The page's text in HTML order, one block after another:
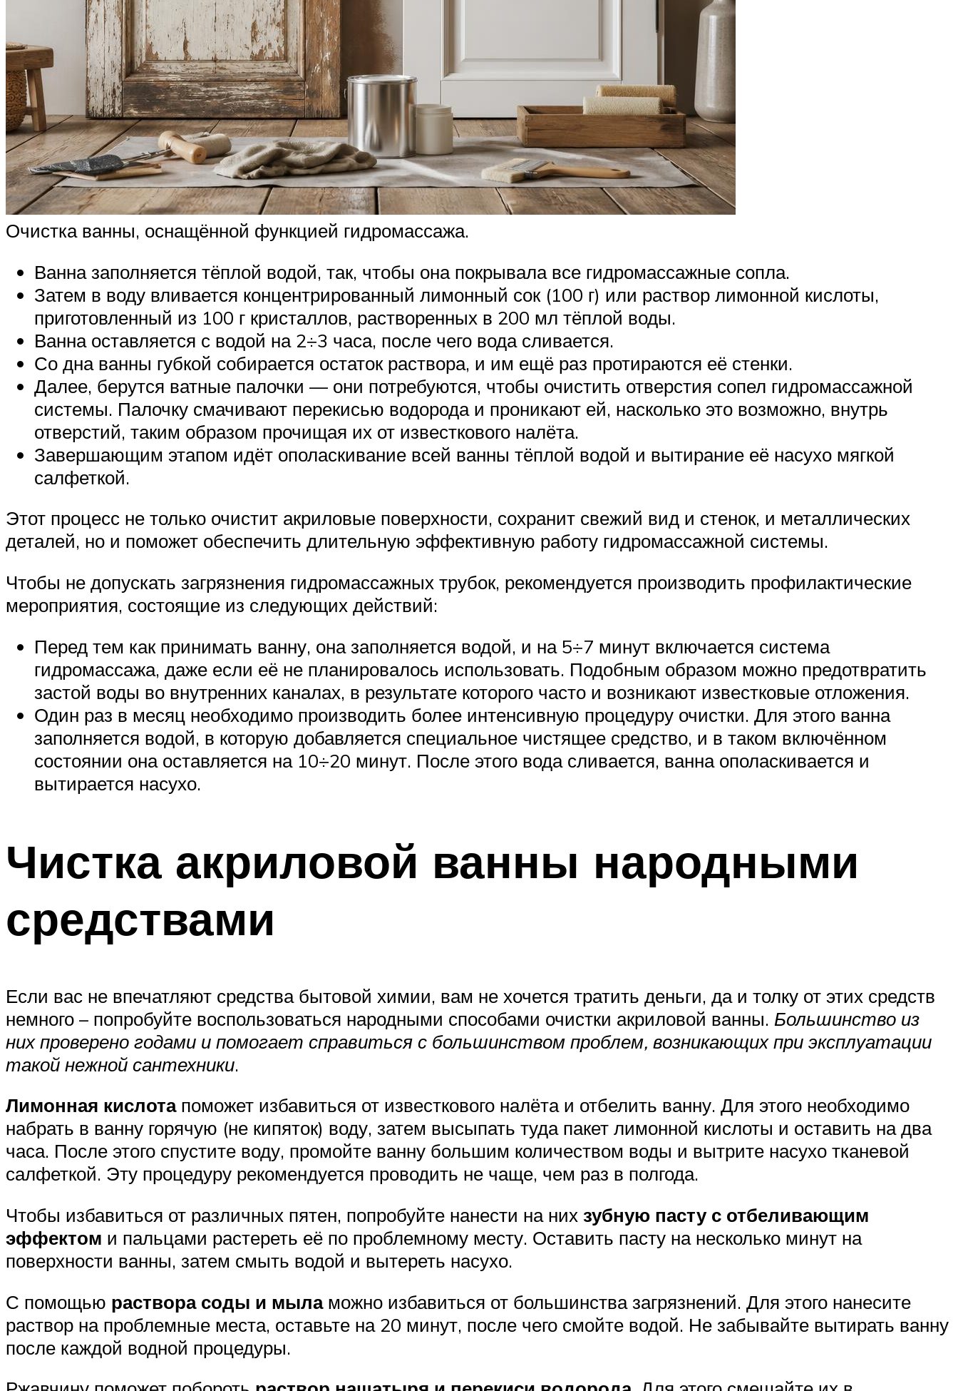
Очистка ванны, оснащённой функцией гидромассажа.
Ванна заполняется тёплой водой, так, чтобы она покрывала все гидромассажные сопла.
Затем в воду вливается концентрированный лимонный сок (100 г) или раствор лимонной кислоты,
приготовленный из 100 г кристаллов, растворенных в 200 мл тёплой воды.
Ванна оставляется с водой на 2÷3 часа, после чего вода сливается.
Со дна ванны губкой собирается остаток раствора, и им ещё раз протираются её стенки.
Далее, берутся ватные палочки — они потребуются, чтобы очистить отверстия сопел гидромассажной
системы. Палочку смачивают перекисью водорода и проникают ей, насколько это возможно, внутрь
отверстий, таким образом прочищая их от известкового налёта.
Завершающим этапом идёт ополаскивание всей ванны тёплой водой и вытирание её насухо мягкой
салфеткой.
Этот процесс не только очистит акриловые поверхности, сохранит свежий вид и стенок, и металлических
деталей, но и поможет обеспечить длительную эффективную работу гидромассажной системы.
Чтобы не допускать загрязнения гидромассажных трубок, рекомендуется производить профилактические
мероприятия, состоящие из следующих действий:
Перед тем как принимать ванну, она заполняется водой, и на 5÷7 минут включается система
гидромассажа, даже если её не планировалось использовать. Подобным образом можно предотвратить
застой воды во внутренних каналах, в результате которого часто и возникают известковые отложения.
Один раз в месяц необходимо производить более интенсивную процедуру очистки. Для этого ванна
заполняется водой, в которую добавляется специальное чистящее средство, и в таком включённом
состоянии она оставляется на 10÷20 минут. После этого вода сливается, ванна ополаскивается и
вытирается насухо.
Чистка акриловой ванны народными
средствами
Если вас не впечатляют средства бытовой химии, вам не хочется тратить деньги, да и толку от этих средств
немного – попробуйте воспользоваться народными способами очистки акриловой ванны. Большинство из
них проверено годами и помогает справиться с большинством проблем, возникающих при эксплуатации
такой нежной сантехники.
Лимонная кислотапоможет избавиться от известкового налёта и отбелить ванну. Для этого необходимо
набрать в ванну горячую (не кипяток) воду, затем высыпать туда пакет лимонной кислоты и оставить на два
часа. После этого спустите воду, промойте ванну большим количеством воды и вытрите насухо тканевой
салфеткой. Эту процедуру рекомендуется проводить не чаще, чем раз в полгода.
Чтобы избавиться от различных пятен, попробуйте нанести на них зубную пасту с отбеливающим
эффектом и пальцами растереть её по проблемному месту. Оставить пасту на несколько минут на
поверхности ванны, затем смыть водой и вытереть насухо.
С помощью раствора соды и мыламожно избавиться от большинства загрязнений. Для этого нанесите
раствор на проблемные места, оставьте на 20 минут, после чего смойте водой. Не забывайте вытирать ванну
после каждой водной процедуры.